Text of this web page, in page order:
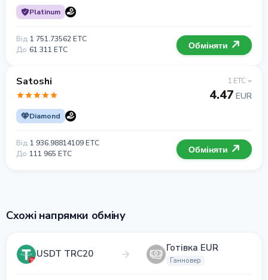
Platinum
Від 1 751.73562 ETC
До 61 311 ETC Обміняти
Satoshi
Diamond
1 ETC =
4.47 EUR
Від 1 936.98814109 ETC
До 111 965 ETC Обміняти
Схожі напрямки обміну
USDT TRC20 Готівка EUR
Ганновер